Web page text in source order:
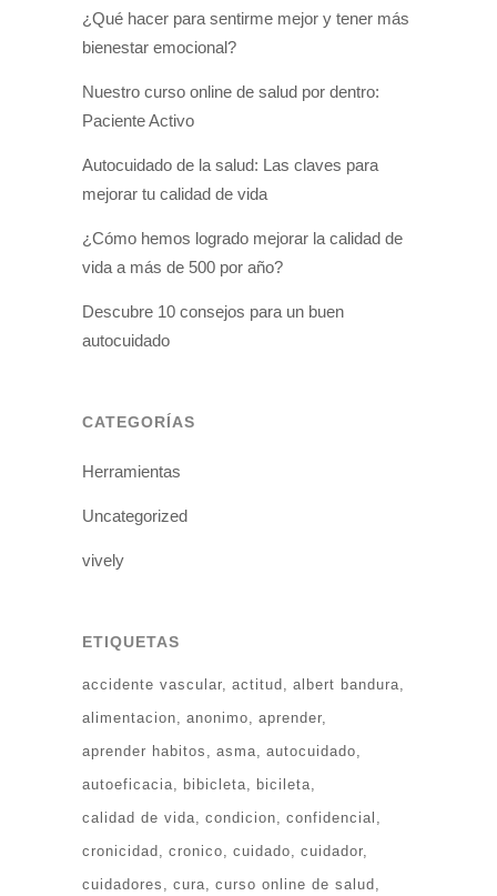
¿Qué hacer para sentirme mejor y tener más
bienestar emocional?
Nuestro curso online de salud por dentro:
Paciente Activo
Autocuidado de la salud: Las claves para
mejorar tu calidad de vida
¿Cómo hemos logrado mejorar la calidad de
vida a más de 500 por año?
Descubre 10 consejos para un buen
autocuidado
CATEGORÍAS
Herramientas
Uncategorized
vively
ETIQUETAS
accidente vascular actitud
albert bandura
alimentacion
anonimo
aprender
aprender habitos
asma
autocuidado
autoeficacia
bibicleta
bicileta
calidad de vida
condicion
confidencial
cronicidad
cronico cuidado
cuidador
cuidadores
cura
curso online de salud